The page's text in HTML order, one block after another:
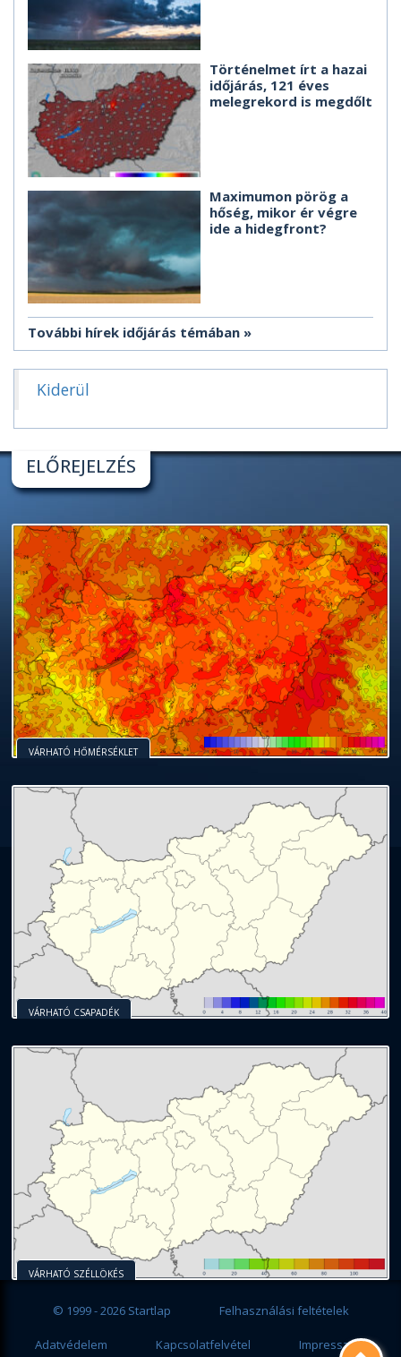
Történelmet írt a hazai
időjárás, 121 éves
melegrekord is megdőlt
Maximumon pörög a
hőség, mikor ér végre
ide a hidegfront?
További hírek időjárás témában
Kiderül
ELŐREJELZÉS
VÁRHATÓ HŐMÉRSÉKLET
VÁRHATÓ CSAPADÉK
VÁRHATÓ SZÉLLÖKÉS
© 1999 - 2026 Startlap Felhasználási feltételek
Adatvédelem Kapcsolatfelvétel Impresszum